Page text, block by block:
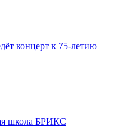
концерт к 75-летию
школа БРИКС